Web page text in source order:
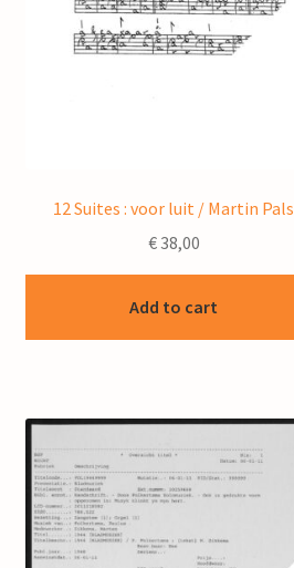
12 Suites : voor luit / Martin Pals
€38,00
Add to cart